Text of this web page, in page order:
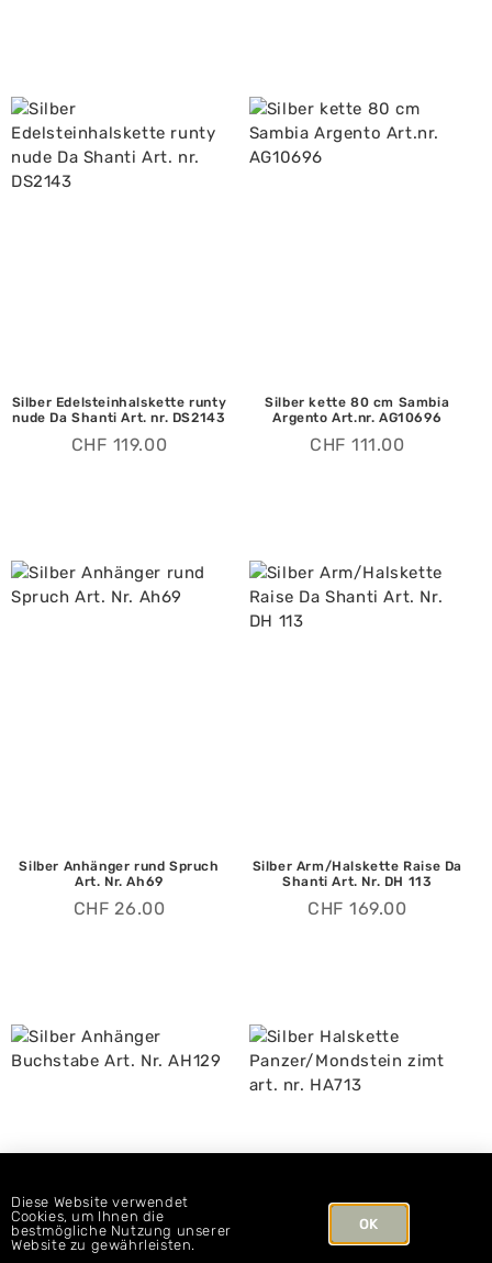
Silber Edelsteinhalskette runty
nude Da Shanti Art. nr. DS2143
CHF 119.00
Silber kette 80 cm Sambia
Argento Art.nr. AG10696
CHF 111.00
Silber Anhänger rund Spruch
Art. Nr. Ah69
CHF 26.00
Silber Arm/Halskette Raise Da
Shanti Art. Nr. DH 113
CHF 169.00
Diese Website verwendet
Cookies, um Ihnen die
bestmögliche Nutzung unserer
Website zu gewährleisten.
OK